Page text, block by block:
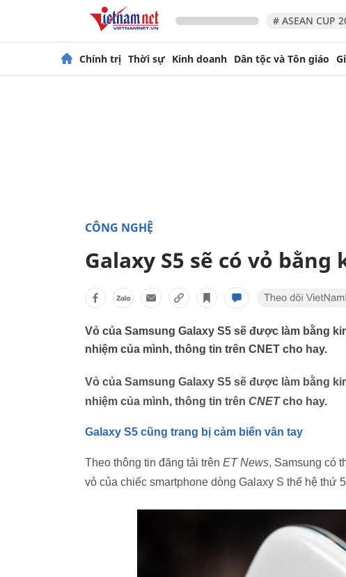
# ASEAN CUP
Chính trị Thời sự Kinh doanh Dân tộc và Tôn giáo
CÔNG NGHỆ
Galaxy S5 sẽ có vỏ bằng
Vỏ của Samsung Galaxy S5 sẽ được làm bằng
nhiệm của mình, thông tin trên CNET cho hay.
Vỏ của Samsung Galaxy S5 sẽ được làm bằng
nhiệm của mình, thông tin trên CNETcho hay.
Galaxy S5 cũng trang bị cảm biến vân tay
Theo thông tin đăng tải trên ET News, Samsung có
vỏ của chiếc smartphone dòng Galaxy S thế hệ thứ